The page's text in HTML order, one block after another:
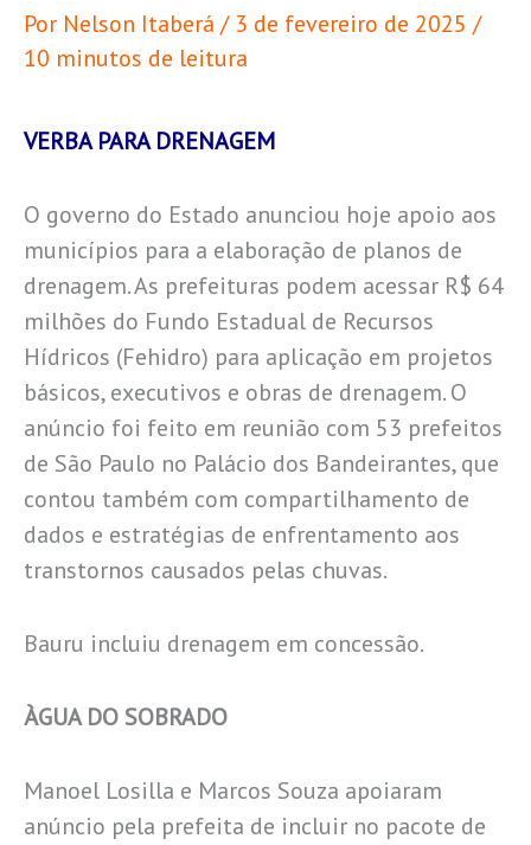
Por Nelson Itaberá / 3 de fevereiro de 2025 /
10 minutos de leitura
VERBA PARA DRENAGEM
O governo do Estado anunciou hoje apoio aos
municípios para a elaboração de planos de
drenagem. As prefeituras podem acessar R$ 64
milhões do Fundo Estadual de Recursos
Hídricos (Fehidro) para aplicação em projetos
básicos, executivos e obras de drenagem. O
anúncio foi feito em reunião com 53 prefeitos
de São Paulo no Palácio dos Bandeirantes, que
contou também com compartilhamento de
dados e estratégias de enfrentamento aos
transtornos causados pelas chuvas.
Bauru incluiu drenagem em concessão.
ÀGUA DO SOBRADO
Manoel Losilla e Marcos Souza apoiaram
anúncio pela prefeita de incluir no pacote de